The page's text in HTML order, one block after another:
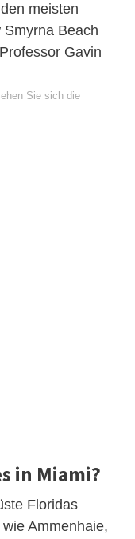
meisten
Beach
Gavin
Sie sich die
in Miami?
Floridas
Ammenhaie,